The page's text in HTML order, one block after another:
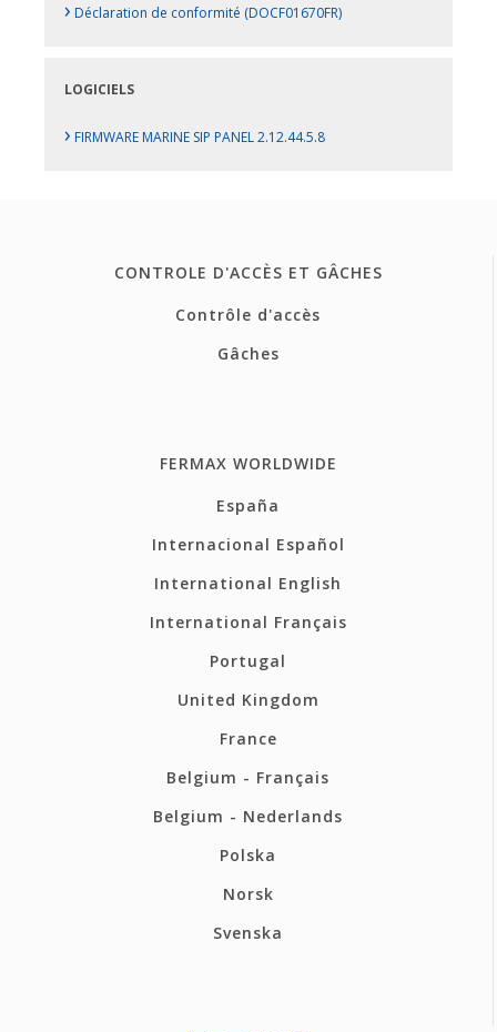
› Déclaration de conformité (DOCF01670FR)
LOGICIELS
› FIRMWARE MARINE SIP PANEL 2.12.44.5.8
CONTROLE D'ACCÈS ET GÂCHES
Contrôle d'accès
Gâches
FERMAX WORLDWIDE
España
Internacional Español
International English
International Français
Portugal
United Kingdom
France
Belgium - Français
Belgium - Nederlands
Polska
Norsk
Svenska